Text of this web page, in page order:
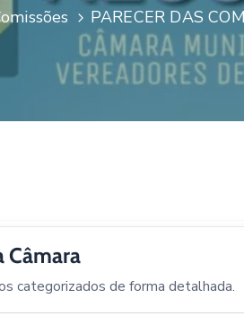
PARECER DAS
Câmara
categorizados de forma detalhada.